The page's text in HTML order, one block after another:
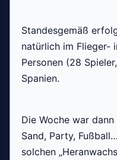
Standesgemäß
natürlich im Flieger-
Personen (28
Spanien.
Die Woche war
Sand, Party,
solchen